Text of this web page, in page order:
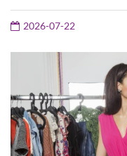
2026-07-22